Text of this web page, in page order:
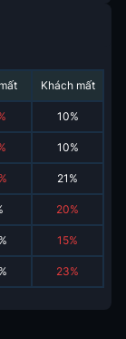
Khách mất
10%
10%
21 %
20%
% 15%
23%